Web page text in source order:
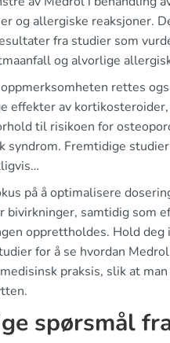
og allergiske reaksjoner.
fra studier som
og alvorlige
rettes
effekter av
til risikoen for
syndrom. Fremtidige
på å optimalisere
bivirkninger, samtidig som
opprettholdes. Hold deg
for å se hvordan
praksis, slik at
spørsmål